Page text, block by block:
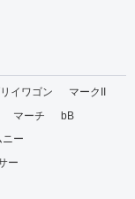
イワゴン
マークII
マーチ
bB
ニー
ー